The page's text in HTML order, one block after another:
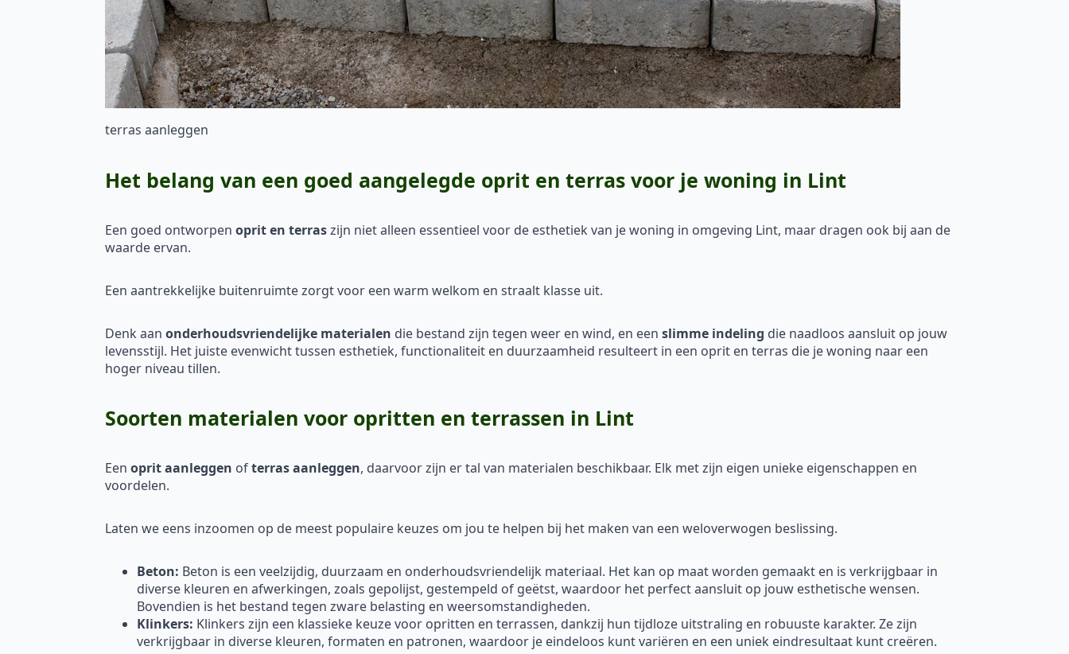
terras aanleggen
Het belang van een goed aangelegde oprit en terras voor je woning in Lint
Een goed ontworpen oprit en terraszijn niet alleen essentieel voor de esthetiek van je woning in omgeving Lint, maar dragen ook bij aan de
waarde ervan.
Een aantrekkelijke buitenruimte zorgt voor een warm welkom en straalt klasse uit.
Denk aan onderhoudsvriendelijke materialen die bestand zijn tegen weer en wind, en een slimme indeling die naadloos aansluit op jouw
levensstijl. Het juiste evenwicht tussen esthetiek, functionaliteit en duurzaamheid resulteert in een oprit en terras die je woning naar een
hoger niveau tillen.
Soorten materialen voor opritten en terrassen in Lint
Een oprit aanleggen ofterras aanleggen, daarvoor zijn er tal van materialen beschikbaar. Elk met zijn eigen unieke eigenschappen en
voordelen.
Laten we eens inzoomen op de meest populaire keuzes om jou te helpen bij het maken van een weloverwogen beslissing.
Beton: Beton is een veelzijdig, duurzaam en onderhoudsvriendelijk materiaal. Het kan op maat worden gemaakt en is verkrijgbaar in
diverse kleuren en afwerkingen, zoals gepolijst, gestempeld of geëtst, waardoor het perfect aansluit op jouw esthetische wensen.
Bovendien is het bestand tegen zware belasting en weersomstandigheden.
Klinkers: Klinkers zijn een klassieke keuze voor opritten en terrassen, dankzij hun tijdloze uitstraling en robuuste karakter. Ze zijn
verkrijgbaar in diverse kleuren, formaten en patronen, waardoor je eindeloos kunt variëren en een uniek eindresultaat kunt creëren.